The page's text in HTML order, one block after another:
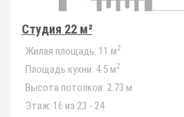
Студия 22 м²
Жилая площадь: 11 м2
Площадь кухни: 4.5 м2
Высота потолков: 2.73 м
Этаж: 16 из 23 - 24